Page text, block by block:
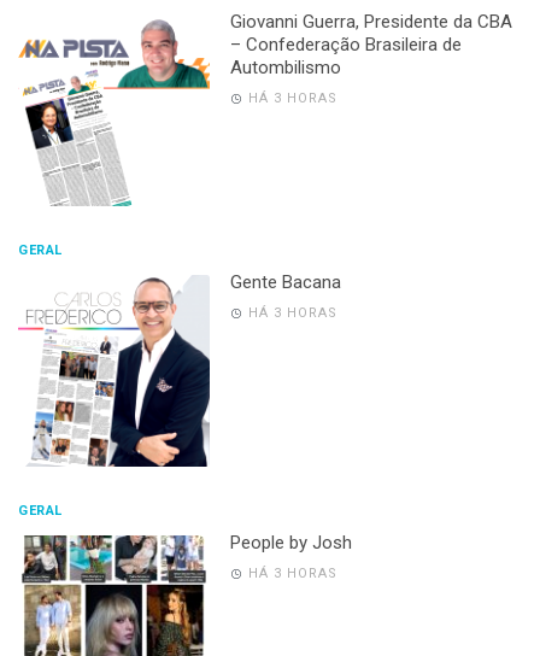
Giovanni Guerra, Presidente da CBA
– Confederação Brasileira de
Autombilismo
HÁ 3 HORAS
GERAL
Gente Bacana
HÁ 3 HORAS
GERAL
People by Josh
HÁ 3 HORAS